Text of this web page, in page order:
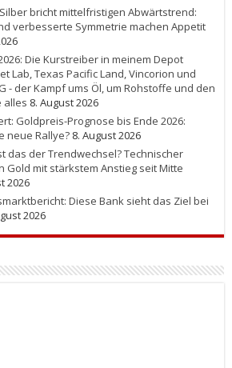
bricht mittelfristigen Abwärtstrend:
verbesserte Symmetrie machen Appetit
Die Kurstreiber in meinem Depot
Lab, Texas Pacific Land, Vincorion und
- der Kampf ums Öl, um Rohstoffe und den
alles 8. August 2026
Goldpreis-Prognose bis Ende 2026:
neue Rallye? 8. August 2026
das der Trendwechsel? Technischer
Gold mit stärkstem Anstieg seit Mitte
2026
Diese Bank sieht das Ziel bei
2026